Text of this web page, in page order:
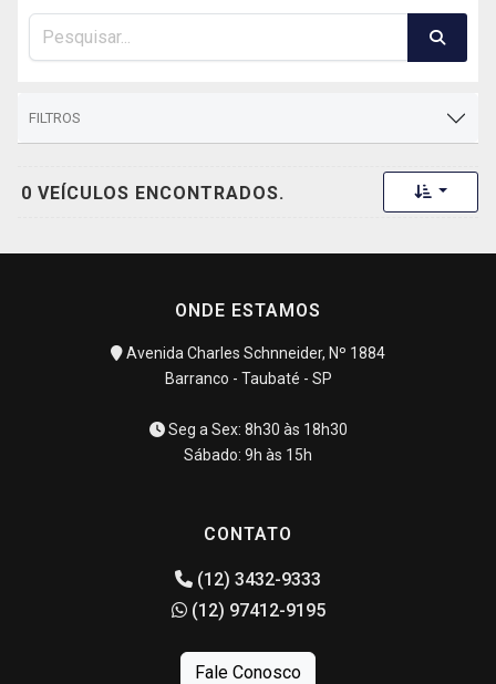
FILTROS
0 VEÍCULOS ENCONTRADOS. Toggle
ONDE ESTAMOS
Avenida Charles Schnneider, Nº 1884
Barranco - Taubaté - SP
Seg a Sex: 8h30 às 18h30
Sábado: 9h às 15h
CONTATO
(12) 3432-9333
(12) 97412-9195
Fale Conosco